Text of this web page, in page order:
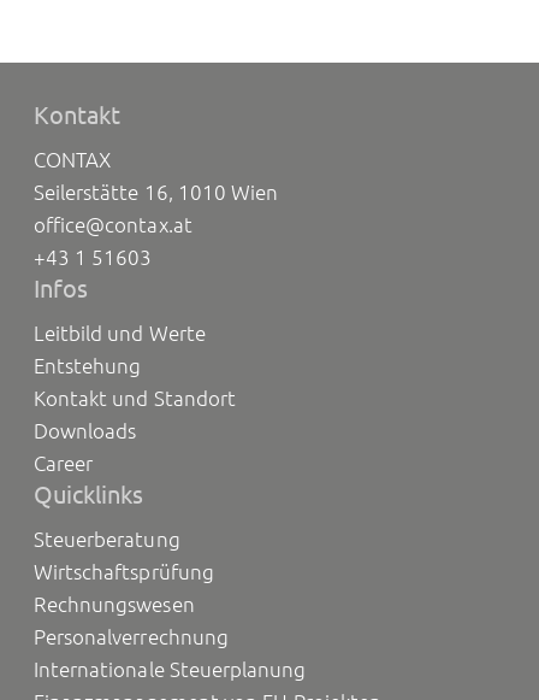
Kontakt
CONTAX
Seilerstätte 16, 1010 Wien
office@contax.at
+43 1 51603
Infos
Leitbild und Werte
Entstehung
Kontakt und Standort
Downloads
Career
Quicklinks
Steuerberatung
Wirtschaftsprüfung
Rechnungswesen
Personalverrechnung
Internationale Steuerplanung